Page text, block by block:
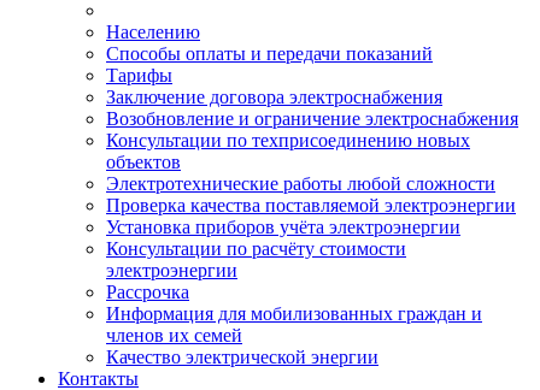
Населению
Способы оплаты и передачи показаний
Тарифы
Заключение договора электроснабжения
Возобновление и ограничение электроснабжения
Консультации по техприсоединению новых
объектов
Электротехнические работы любой сложности
Проверка качества поставляемой электроэнергии
Установка приборов учёта электроэнергии
Консультации по расчёту стоимости
электроэнергии
Рассрочка
Информация для мобилизованных граждан и
членов их семей
Качество электрической энергии
Контакты